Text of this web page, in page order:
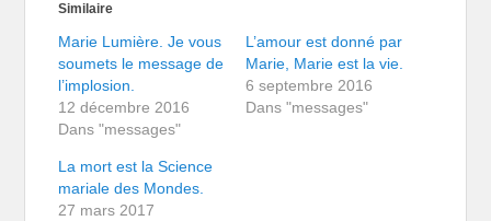
Similaire
Marie Lumière. Je vous
soumets le message de
l’implosion.
12 décembre 2016
Dans "messages"
L’amour est donné par
Marie, Marie est la vie.
6 septembre 2016
Dans "messages"
La mort est la Science
mariale des Mondes.
27 mars 2017